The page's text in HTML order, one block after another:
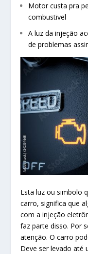
Motor custa pra
combustivel
A luz da injeção
de problemas
Esta luz ou simbolo
carro, significa que
com a injeção
faz parte disso. Por
atenção. O carro
Deve ser levado até